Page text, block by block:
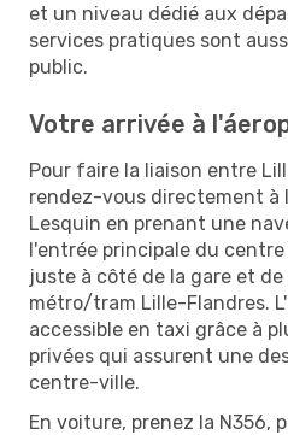
et un niveau dédié aux
services pratiques sont
public.
Votre arrivée à
Pour faire la liaison entre
rendez-vous directement à
Lesquin en prenant une
l'entrée principale du
juste à côté de la gare et
métro/tram Lille-Flandres.
accessible en taxi grâce à
privées qui assurent une
centre-ville.
En voiture, prenez la N356,